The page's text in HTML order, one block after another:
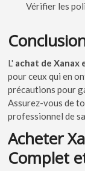
Vérifier les
L' achat de Xanax
pour ceux qui en
précautions pour
Assurez-vous de
professionnel de
Acheter
Complet